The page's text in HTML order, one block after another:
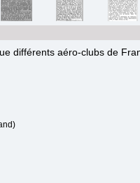
différents aéro-clubs de